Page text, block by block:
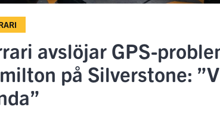
avslöjar GPS-
på Silverstone: